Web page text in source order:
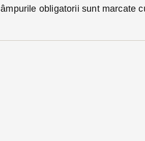
obligatorii sunt marcate